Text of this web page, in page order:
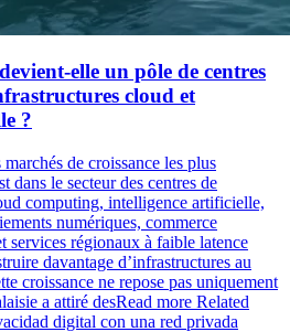
elle un pôle de centres
cloud et
?
de croissance les plus
dans le secteur des centres de
computing, intelligence artificielle,
numériques, commerce
services régionaux à faible latence
davantage d’infrastructures au
croissance ne repose pas uniquement
a attiré desRead more Related
digital con una red privada